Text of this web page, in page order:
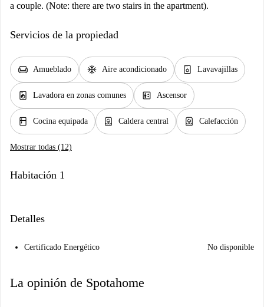
a couple. (Note: there are two stairs in the apartment).
Servicios de la propiedad
chair Amueblado ac_unit Aire acondicionado dishwasher_gen Lavavajillas
local_laundry_service Lavadora en zonas comunes elevator Ascensor
kitchen Cocina equipada water_heater Caldera central water_heater Calefacción
Mostrar todas (12)
Habitación 1
Detalles
Certificado Energético No disponible
La opinión de Spotahome